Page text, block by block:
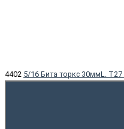
4402 5/16 Бита торкс 30ммL. T27